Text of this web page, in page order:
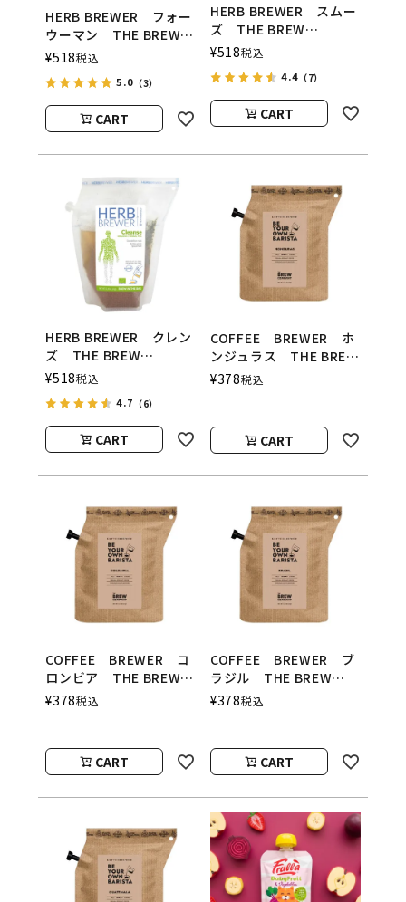
HERB BREWER フォー
ウーマン THE BREW
COMPANY（ハーブブリ
パニー）
¥518税込
5.0 （3）
CART
HERB BREWER スムー
ズ THE BREW
COMPANY（ハーブブリ
パニー）
¥518税込
4.4（7）
CART
HERB BREWER クレン
ズ THE BREW
COMPANY（ハーブブリ
パニー）
¥518税込
4.7 （6）
CART
COFFEE BREWER ホ
ンジュラス THE BREW
COMPANY（コーヒーブ
¥378税込
CART
COFFEE BREWER コ
ロンビア THE BREW
COMPANY（コーヒーブ
¥378税込
CART
COFFEE BREWER ブ
ラジル THE BREW
COMPANY（コーヒーブ
¥378税込
CART